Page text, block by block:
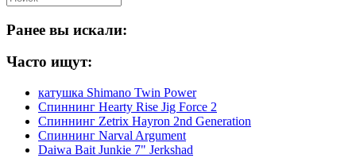
Ранее вы искали:
Часто ищут:
катушка Shimano Twin Power
Спиннинг Hearty Rise Jig Force 2
Спиннинг Zetrix Hayron 2nd Generation
Спиннинг Narval Argument
Daiwa Bait Junkie 7" Jerkshad